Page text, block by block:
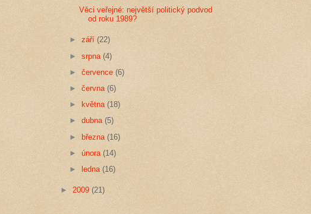
Věci veřejné: největší politický podvod
od roku 1989?
►září (22)
►srpna(4)
►července (6)
►června (6)
►
května(18)
►dubna(5)
► března(16)
►února(14)
►
ledna(16)
► 2009 (21)